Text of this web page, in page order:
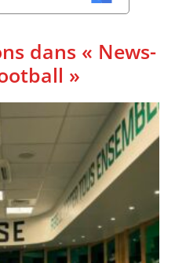
dans « News-
»